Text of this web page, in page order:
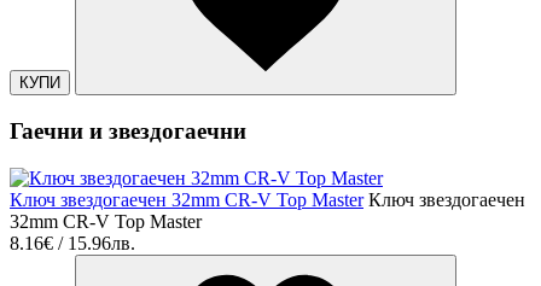
КУПИ
Гаечни и звездогаечни
Ключ звездогаечен 32mm CR-V Top Master Ключ звездогаечен
32mm CR-V Top Master
8.16€ / 15.96лв.